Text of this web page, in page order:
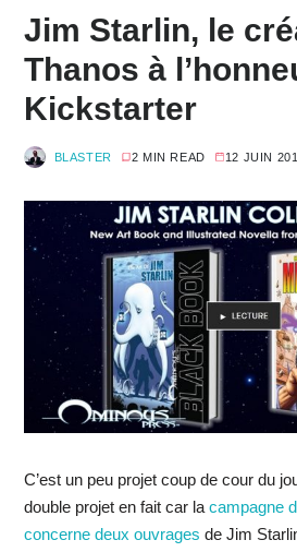
Jim Starlin, le
Thanos à
Kickstarter
BLASTER 2 MIN READ 12 JUIN
C’est un peu projet coup de cour du
double projet en fait car la campagne
concerne deux ouvrages de Jim